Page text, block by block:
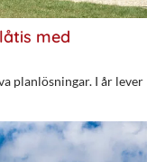
med
planlösningar. I år lever